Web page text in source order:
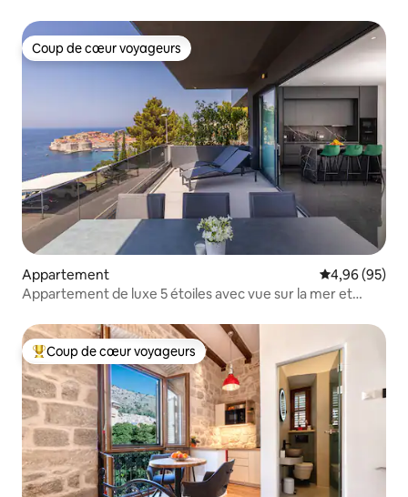
Coup de cœur voyageurs
Coup de cœur voyageurs
Appartement Évaluation
4,96 (95)
Appartement de luxe 5 étoiles avec vue sur la mer et
Coups de cœur voyageurs les plus appréciés
Coup de cœur voyageurs